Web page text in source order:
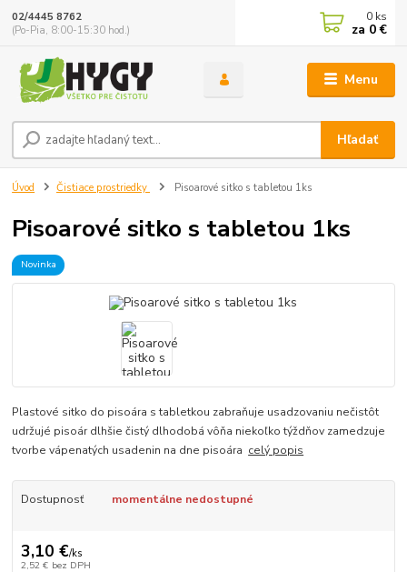
Menu
Hľadať
02/4445 8762
(Po-Pia, 8:00-15:30 hod.)
0 ks
za 0 €
Úvod Čistiace prostriedky Pisoarové sitko s tabletou 1ks
Pisoarové sitko s tabletou 1ks
Novinka
Plastové sitko do pisoára s tabletkou zabraňuje usadzovaniu nečistôt
udržujé pisoár dlhšie čistý dlhodobá vôňa niekoľko týždňov zamedzuje
tvorbe vápenatých usadenin na dne pisoára celý popis
Dostupnosť momentálne nedostupné
3,10 €/ks
2,52 € bez DPH